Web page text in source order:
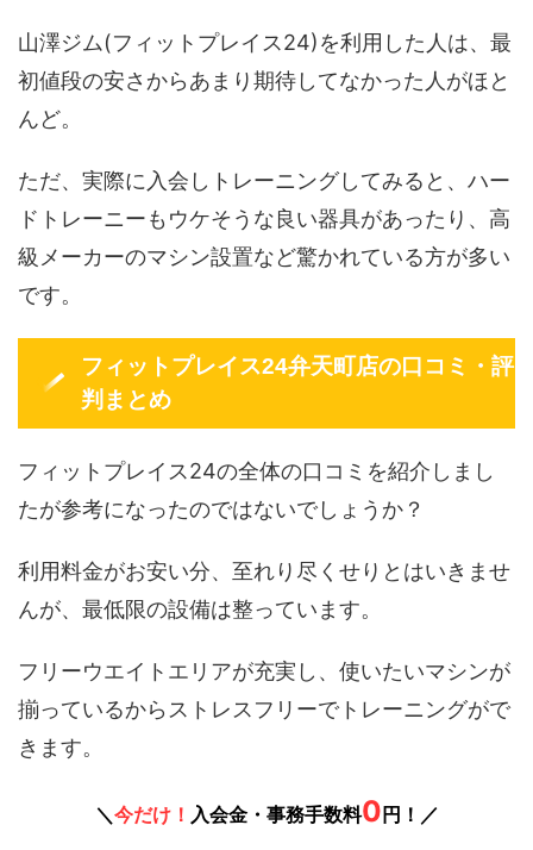
山澤ジム(フィットプレイス24)を利用した人は、最
初値段の安さからあまり期待してなかった人がほと
んど。
ただ、実際に入会しトレーニングしてみると、ハー
ドトレーニーもウケそうな良い器具があったり、高
級メーカーのマシン設置など驚かれている方が多い
です。
フィットプレイス24弁天町店の口コミ・評
判まとめ
フィットプレイス24の全体の口コミを紹介しまし
たが参考になったのではないでしょうか？
利用料金がお安い分、至れり尽くせりとはいきませ
んが、最低限の設備は整っています。
フリーウエイトエリアが充実し、使いたいマシンが
揃っているからストレスフリーでトレーニングがで
きます。
＼今だけ！ 入会金・事務手数料0 円！／